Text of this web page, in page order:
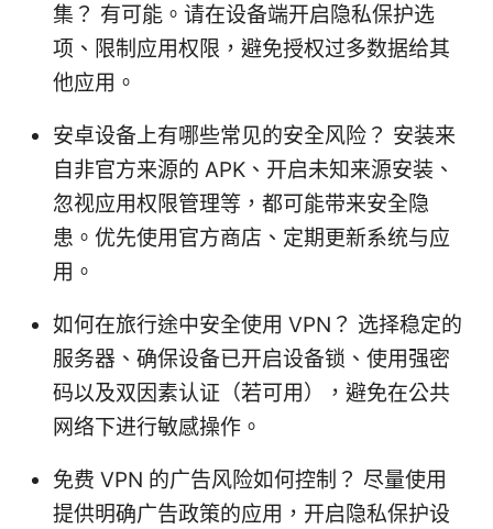
集？ 有可能。请在设备端开启隐私保护选
项、限制应用权限，避免授权过多数据给其
他应用。
安卓设备上有哪些常见的安全风险？ 安装来
自非官方来源的 APK、开启未知来源安装、
忽视应用权限管理等，都可能带来安全隐
患。优先使用官方商店、定期更新系统与应
用。
如何在旅行途中安全使用 VPN？ 选择稳定的
服务器、确保设备已开启设备锁、使用强密
码以及双因素认证（若可用），避免在公共
网络下进行敏感操作。
免费 VPN 的广告风险如何控制？ 尽量使用
提供明确广告政策的应用，开启隐私保护设